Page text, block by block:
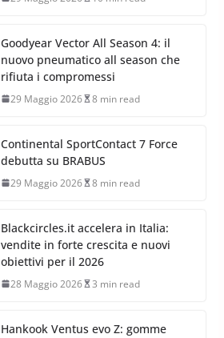
Goodyear Vector All Season 4: il
nuovo pneumatico all season che
rifiuta i compromessi
29 Maggio 2026 8 min read
Continental SportContact 7 Force
debutta su BRABUS
29 Maggio 2026 8 min read
Blackcircles.it accelera in Italia:
vendite in forte crescita e nuovi
obiettivi per il 2026
28 Maggio 2026 3 min read
Hankook Ventus evo Z: gomme